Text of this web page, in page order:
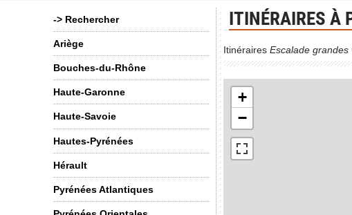
-> Rechercher
Ariège
Bouches-du-Rhône
Haute-Garonne
Haute-Savoie
Hautes-Pyrénées
Hérault
Pyrénées Atlantiques
ITINÉRAIRES À
Itinéraires Escalade grandes
+
−